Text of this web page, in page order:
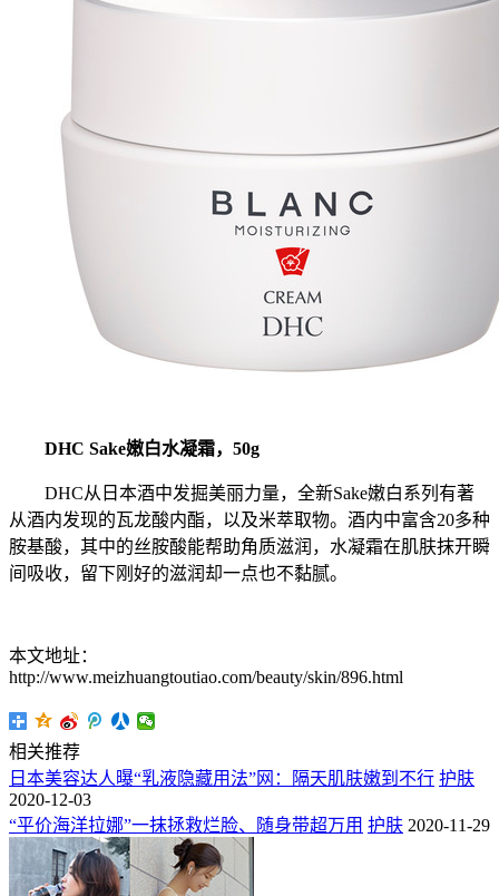
DHC Sake嫩白水凝霜，50g
DHC从日本酒中发掘美丽力量，全新Sake嫩白系列有著
从酒内发现的瓦龙酸内酯，以及米萃取物。酒内中富含20多种
胺基酸，其中的丝胺酸能帮助角质滋润，水凝霜在肌肤抹开瞬
间吸收，留下刚好的滋润却一点也不黏腻。
本文地址：
http://www.meizhuangtoutiao.com/beauty/skin/896.html
相关推荐
日本美容达人曝“乳液隐藏用法”网：隔天肌肤嫩到不行 护肤
2020-12-03
“平价海洋拉娜”一抹拯救烂脸、随身带超万用 护肤 2020-11-29